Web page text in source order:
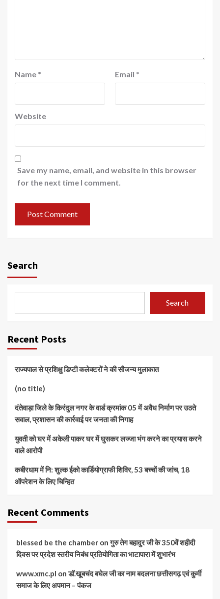
Name * Email *
Website
Save my name, email, and website in this browser
for the next time I comment.
Search
Search
Recent Posts
राज्यपाल से प्रशिक्षु डिप्टी कलेक्टरों ने की सौजन्य मुलाकात
(no title)
दंतेवाड़ा जिले के किरंदुल नगर के वार्ड क्रमांक 05 में अवैध निर्माण पर उठते
सवाल, प्रशासन की कार्रवाई पर जनता की निगाह
युवती को घर में अकेली पाकर घर में घुसकर लज्जा भंग करने का प्रयास करने
वाले आरोपी
कबीरधाम में नि: शुल्क ईको कार्डियोग्राफी शिविर, 53 बच्चों की जांच, 18
ऑपरेशन के लिए चिन्हित
Recent Comments
blessed be the chamber onगुरु तेग बहादुर जी के 350वें शहीदी
दिवस पर प्रदेश स्तरीय निबंध प्रतियोगिता का भाटापारा में शुभारंभ
www.xmc.pl onडॉ.खूबचंद बघेल जी का नाम बदलना छत्तीसगढ़ एवं कुर्मी
समाज के लिए अपमान – पंकज